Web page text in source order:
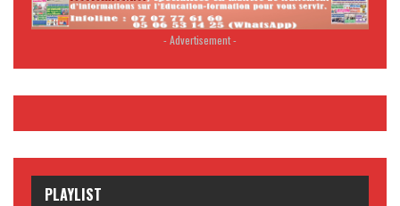
- Advertisement -
PLAYLIST